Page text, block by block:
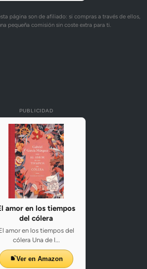
página son de afiliado: si compras a través de ellos,
pequeña comisión sin coste extra para ti.
PUBLICIDAD
amor en los tiempos
del cólera
amor en los tiempos del
cólera Una de l...
Ver en Amazon